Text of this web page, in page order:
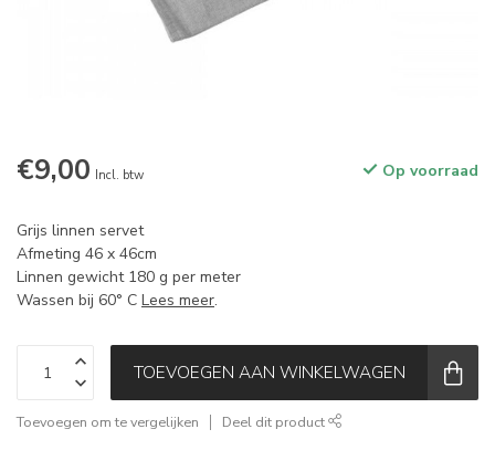
€9,00 Incl. btw Op voorraad
Grijs linnen servet
Afmeting 46 x 46cm
Linnen gewicht 180 g per meter
Wassen bij 60° C Lees meer.
TOEVOEGEN AAN WINKELWAGEN
Toevoegen om te vergelijken Deel dit product